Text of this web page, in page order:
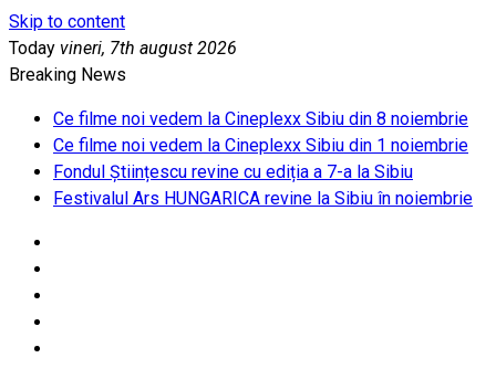
Skip to content
Today vineri, 7th august 2026
Breaking News
Ce filme noi vedem la Cineplexx Sibiu din 8 noiembrie
Ce filme noi vedem la Cineplexx Sibiu din 1 noiembrie
Fondul Științescu revine cu ediția a 7-a la Sibiu
Festivalul Ars HUNGARICA revine la Sibiu în noiembrie